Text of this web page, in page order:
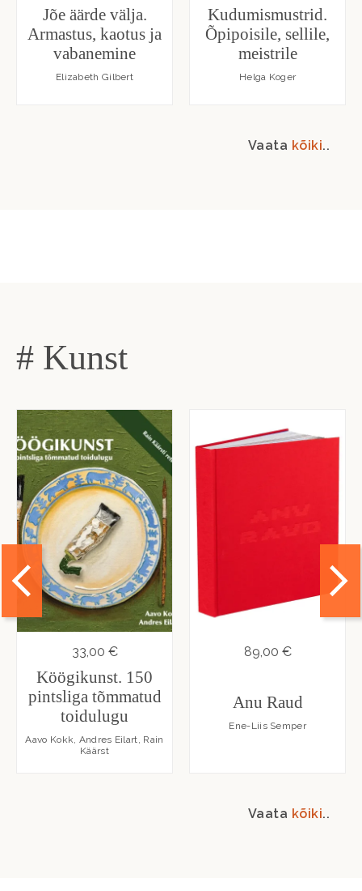
Jõe äärde välja.
Armastus, kaotus ja
vabanemine
Elizabeth Gilbert
Kudumismustrid.
Õpipoisile, sellile,
meistrile
Helga Koger
Vaata kõiki..
# Kunst
33,00 €
Köögikunst. 150
pintsliga tõmmatud
toidulugu
Aavo Kokk, Andres Eilart, Rain
Käärst
89,00 €
Anu Raud
Ene-Liis Semper
Vaata kõiki..